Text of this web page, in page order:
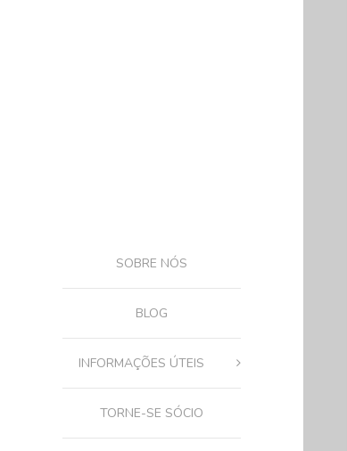
SOBRE NÓS
BLOG
INFORMAÇÕES ÚTEIS
TORNE-SE SÓCIO